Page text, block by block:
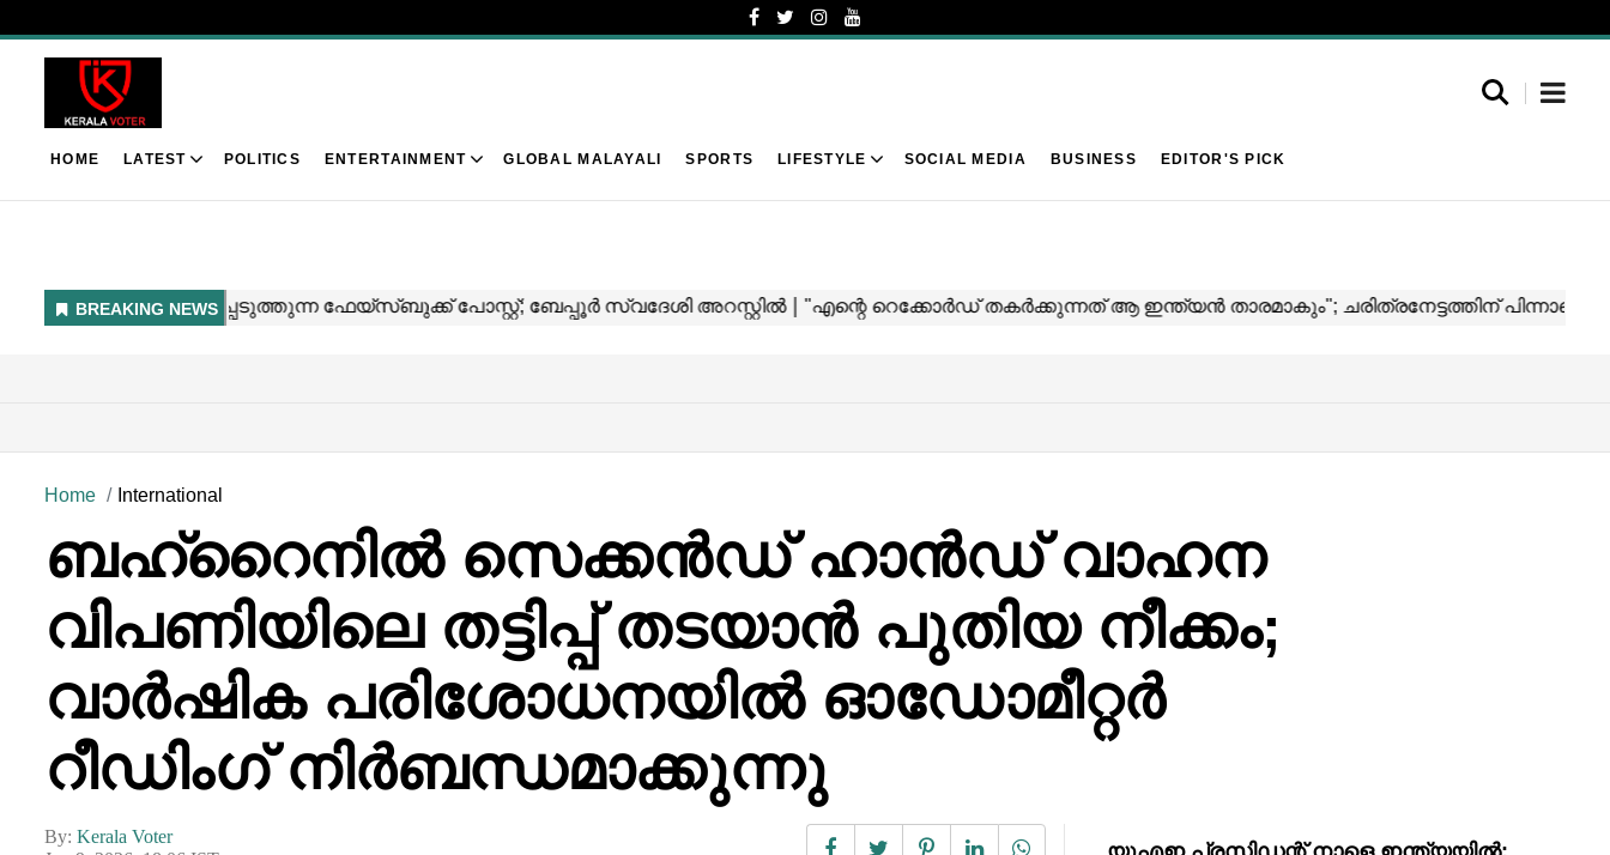
HOME LATEST POLITICS ENTERTAINMENT GLOBAL MALAYALI SPORTS LIFESTYLE SOCIAL MEDIA BUSINESS EDITOR'S PICK
Home International
ബഹ്റൈനിൽ സെക്കൻഡ് ഹാൻഡ് വാഹന
വിപണിയിലെ തട്ടിപ്പ് തടയാൻ പുതിയ നീക്കം;
വാർഷിക പരിശോധനയിൽ ഓഡോമീറ്റർ
റീഡിംഗ് നിർബന്ധമാക്കുന്നു
By: Kerala Voter